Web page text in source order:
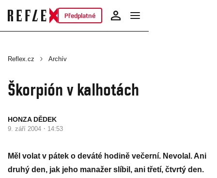
Předplatné
Reflex.cz Archív
Škorpión v kalhotách
HONZA DĚDEK
9. září 2004 · 14:53
Měl volat v pátek o deváté hodině večerní. Nevolal. Ani
druhý den, jak jeho manažer slíbil, ani třetí, čtvrtý den.